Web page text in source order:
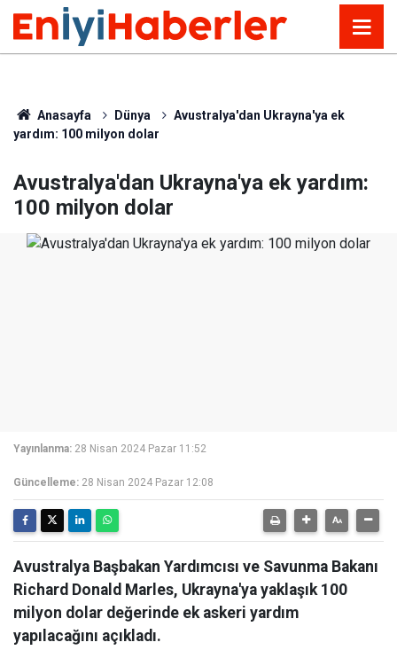
Anasayfa Dünya
Avustralya'dan Ukrayna'ya ek
yardım: 100 milyon dolar
Avustralya'dan Ukrayna'ya ek yardım:
100 milyon dolar
Yayınlanma: 28 Nisan 2024 Pazar 11:52
Güncelleme: 28 Nisan 2024 Pazar 12:08
Avustralya Başbakan Yardımcısı ve Savunma Bakanı
Richard Donald Marles, Ukrayna'ya yaklaşık 100
milyon dolar değerinde ek askeri yardım
yapılacağını açıkladı.